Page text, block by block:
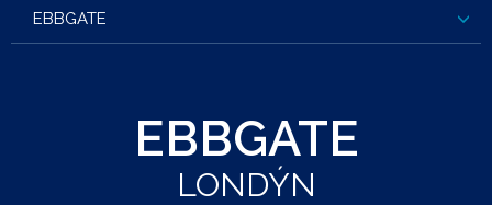
EBBGATE
EBBGATE
LONDÝN